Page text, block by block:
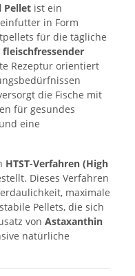
Pellet ist ein
in Form
für die tägliche
Rezeptur orientiert
die Fische mit
für gesundes
eine
HTST-Verfahren (High
Dieses Verfahren
maximale
Pellets, die sich
von Astaxanthin
natürliche